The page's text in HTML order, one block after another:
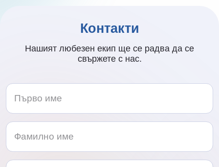
Контакти
Нашият любезен екип ще се радва да се
свържете с нас.